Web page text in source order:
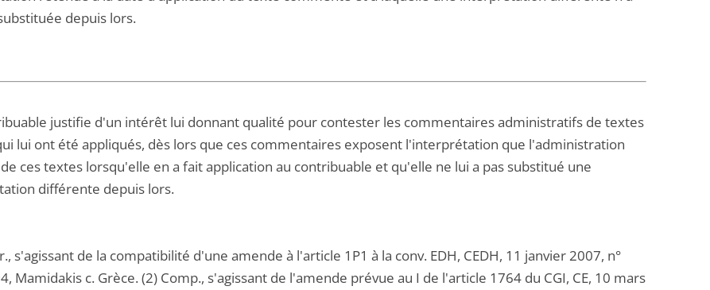
depuis lors.
justifie d'un intérêt lui donnant qualité pour contester les commentaires administratifs de textes
lui ont été appliqués, dès lors que ces commentaires exposent l'interprétation que l'administration
ces textes lorsqu'elle en a fait application au contribuable et qu'elle ne lui a pas substitué une
différente depuis lors.
s'agissant de la compatibilité d'une amende à l'article 1P1 à la conv. EDH, CEDH, 11 janvier 2007, n°
Mamidakis c. Grèce. (2) Comp., s'agissant de l'amende prévue au I de l'article 1764 du CGI, CE, 10 mars